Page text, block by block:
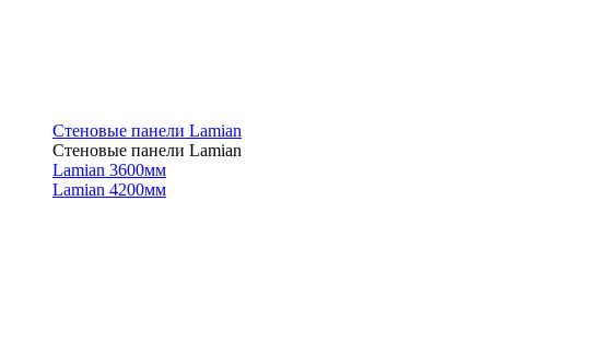
Стеновые панели Lamian
Стеновые панели Lamian
Lamian 3600мм
Lamian 4200мм